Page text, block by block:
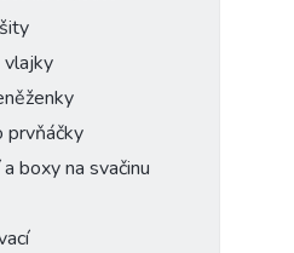
vlajky
prvňáčky
boxy na svačinu